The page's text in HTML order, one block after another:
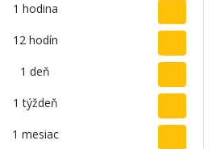
1 hodina
12 hodín
1 deň
1 týždeň
1 mesiac